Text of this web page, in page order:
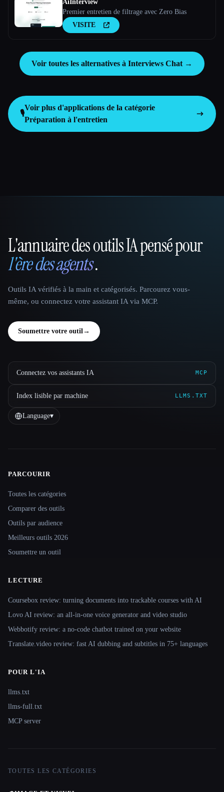
AiInterview
Premier entretien de filtrage avec Zero Bias
VISITE
Voir toutes les alternatives à Interviews Chat →
🎙️
Voir plus d'applications de la catégorie
Préparation à l'entretien
That AI Collection
L'annuaire des outils IA pensé pour
l'ère des agents.
Outils IA vérifiés à la main et catégorisés. Parcourez vous-
même, ou connectez votre assistant IA via MCP.
Soumettre votre outil →
Connectez vos assistants IA MCP
Index lisible par machine LLMS.TXT
Language▾
Site navigation
PARCOURIR
Toutes les catégories
Comparer des outils
Outils par audience
Meilleurs outils 2026
Soumettre un outil
LECTURE
Coursebox review: turning documents into trackable courses with AI
Lovo AI review: an all-in-one voice generator and video studio
Webbotify review: a no-code chatbot trained on your website
Translate.video review: fast AI dubbing and subtitles in 75+ languages
POUR L'IA
llms.txt
llms-full.txt
MCP server
TOUTES LES CATÉGORIES